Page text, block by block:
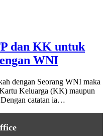
dan KK untuk
WNI
dengan Seorang WNI maka
Keluarga (KK) maupun
catatan ia…